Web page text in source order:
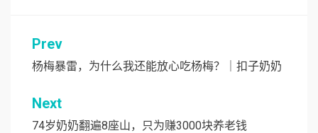
文
章
导
航
Prev
杨梅暴雷，为什么我还能放心吃杨梅？｜扣子奶奶
Next
74岁奶奶翻遍8座山，只为赚3000块养老钱